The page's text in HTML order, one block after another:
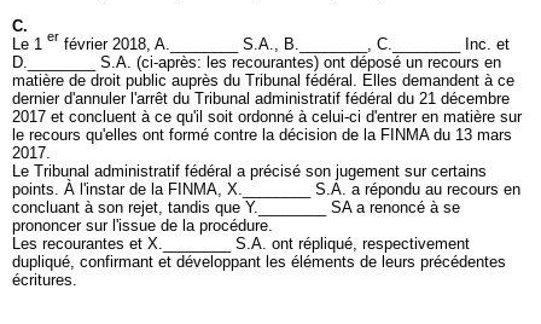
C.
Le 1 er février 2018, A.________ S.A., B.________, C.________ Inc. et
D.________ S.A. (ci-après: les recourantes) ont déposé un recours en
matière de droit public auprès du Tribunal fédéral. Elles demandent à ce
dernier d'annuler l'arrêt du Tribunal administratif fédéral du 21 décembre
2017 et concluent à ce qu'il soit ordonné à celui-ci d'entrer en matière sur
le recours qu'elles ont formé contre la décision de la FINMA du 13 mars
2017.
Le Tribunal administratif fédéral a précisé son jugement sur certains
points. À l'instar de la FINMA, X.________ S.A. a répondu au recours en
concluant à son rejet, tandis que Y.________ SA a renoncé à se
prononcer sur l'issue de la procédure.
Les recourantes et X.________ S.A. ont répliqué, respectivement
dupliqué, confirmant et développant les éléments de leurs précédentes
écritures.